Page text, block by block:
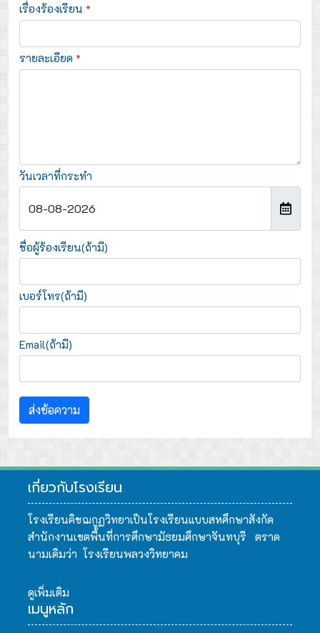
เรื่องร้องเรียน *
รายละเอียด *
วันเวลาที่กระทำ
ชื่อผู้ร้องเรียน(ถ้ามี)
เบอร์โทร(ถ้ามี)
Email(ถ้ามี)
ส่งข้อความ
เกี่ยวกับโรงเรียน
โรงเรียนคิชฌกูฏวิทยาเป็นโรงเรียนแบบสหศึกษาสังกัด
สำนักงานเขตพื้นที่การศึกษามัธยมศึกษาจันทบุรี ตราด
นามเดิมว่า โรงเรียนพลวงวิทยาคม
ดูเพิ่มเติม
เมนูหลัก